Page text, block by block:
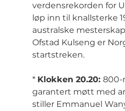
verdensrekorden for
løp inn til knallsterke
australske
Ofstad Kulseng er
startstreken.
* Klokken 20.20: 800-
garantert møtt med
stiller Emmanuel